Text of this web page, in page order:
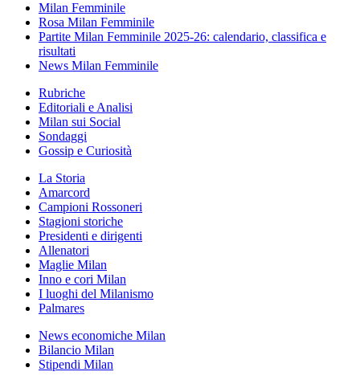
Milan Femminile
Rosa Milan Femminile
Partite Milan Femminile 2025-26: calendario, classifica e
risultati
News Milan Femminile
Rubriche
Editoriali e Analisi
Milan sui Social
Sondaggi
Gossip e Curiosità
La Storia
Amarcord
Campioni Rossoneri
Stagioni storiche
Presidenti e dirigenti
Allenatori
Maglie Milan
Inno e cori Milan
I luoghi del Milanismo
Palmares
News economiche Milan
Bilancio Milan
Stipendi Milan